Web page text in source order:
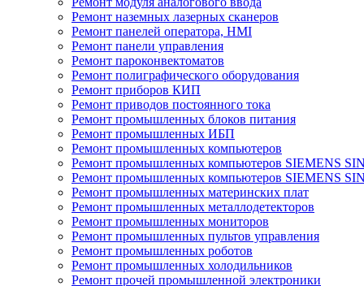
Ремонт наземных лазерных сканеров
Ремонт панелей оператора, HMI
Ремонт панели управления
Ремонт пароконвектоматов
Ремонт полиграфического оборудования
Ремонт приборов КИП
Ремонт приводов постоянного тока
Ремонт промышленных блоков питания
Ремонт промышленных ИБП
Ремонт промышленных компьютеров
Ремонт промышленных компьютеров SIEMENS
Ремонт промышленных компьютеров SIEMENS
Ремонт промышленных материнских плат
Ремонт промышленных металлодетекторов
Ремонт промышленных мониторов
Ремонт промышленных пультов управления
Ремонт промышленных роботов
Ремонт промышленных холодильников
Ремонт прочей промышленной электроники